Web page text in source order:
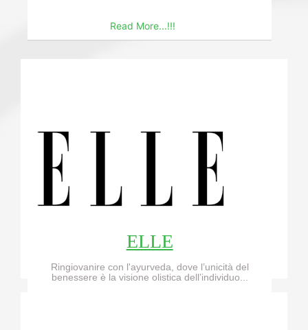
Read More...!!!
ELLE
Ringiovanire con l'ayurveda, dove l’unicità del
benessere è la visione olistica dell’individuo...